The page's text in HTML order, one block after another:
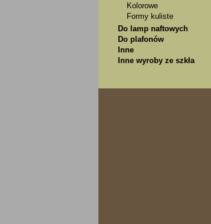
Kolorowe
Formy kuliste
Do lamp naftowych
Do plafonów
Inne
Inne wyroby ze szkła